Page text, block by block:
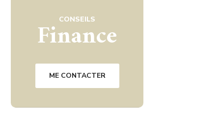
CONSEILS
Finance
ME CONTACTER